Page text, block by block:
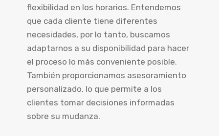
flexibilidad en los horarios. Entendemos
que cada cliente tiene diferentes
necesidades, por lo tanto, buscamos
adaptarnos a su disponibilidad para hacer
el proceso lo más conveniente posible.
También proporcionamos asesoramiento
personalizado, lo que permite a los
clientes tomar decisiones informadas
sobre su mudanza.